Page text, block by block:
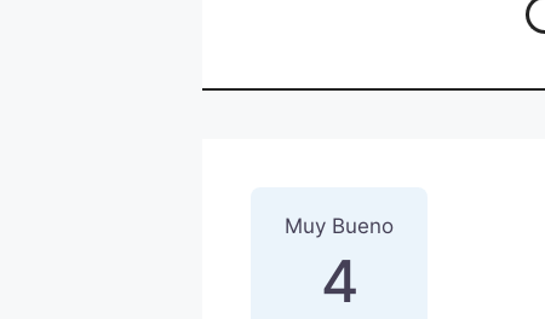
Muy Bueno
4